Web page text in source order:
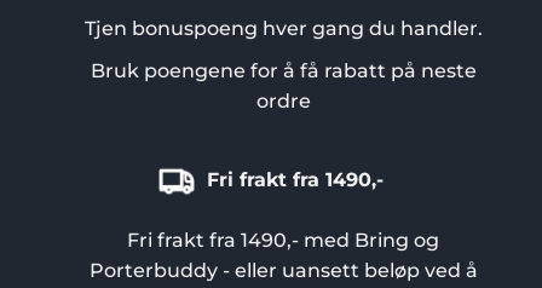
Tjen bonuspoeng hver gang du handler.
Bruk poengene for å få rabatt på neste
ordre
Fri frakt fra 1490,-
Fri frakt fra 1490,- med Bring og
Porterbuddy - eller uansett beløp ved å